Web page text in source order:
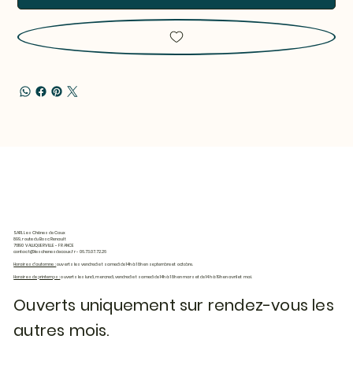
SARL Les Chênes de Caux
899, route du Bosc Renault
76190 VALLIQUERVILLE - FRANCE
contact@leschenesdecaux.fr- 06.73.07.72.26
Horaires d'automne :ouverts les vendredi et samedi de 14h à 18h en septembre et octobre.
Horaires de printemps :ouverts les lundi, mercredi, vendredi et samedi de 14h à 18h en mars et de 14h à 19h en avril et mai.
Ouverts uniquement sur rendez-vous les
autres mois.